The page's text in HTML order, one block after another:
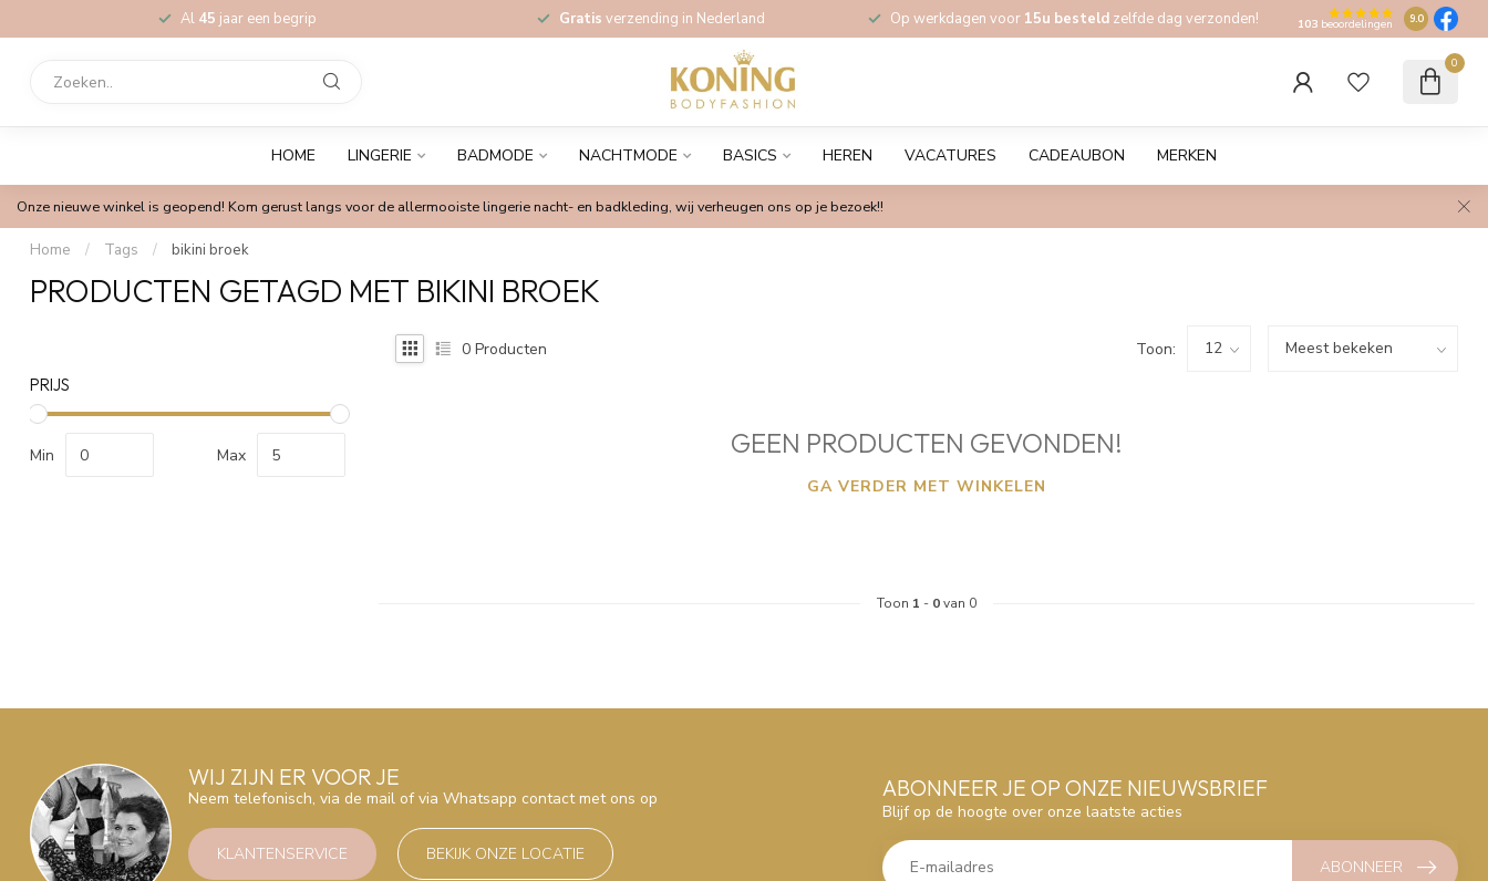
Al 45 jaar een begrip Gratis verzending in Nederland Op werkdagen voor 15u besteld zelfde dag verzonden! 103 beoordelingen 9.0
0
HOME LINGERIE BADMODE NACHTMODE BASICS HEREN VACATURES CADEAUBON MERKEN
Onze nieuwe winkel is geopend! Kom gerust langs voor de allermooiste lingerie nacht- en badkleding, wij verheugen ons op je bezoek!!
Home / Tags / bikini broek
PRODUCTEN GETAGD MET BIKINI BROEK
PRIJS
Min Max
0 Producten Toon:
GEEN PRODUCTEN GEVONDEN!
GA VERDER MET WINKELEN
Toon 1 - 0van 0
WIJ ZIJN ER VOOR JE
Neem telefonisch, via de mail of via Whatsapp contact met ons op
KLANTENSERVICE BEKIJK ONZE LOCATIE
ABONNEER JE OP ONZE NIEUWSBRIEF
Blijf op de hoogte over onze laatste acties
ABONNEER